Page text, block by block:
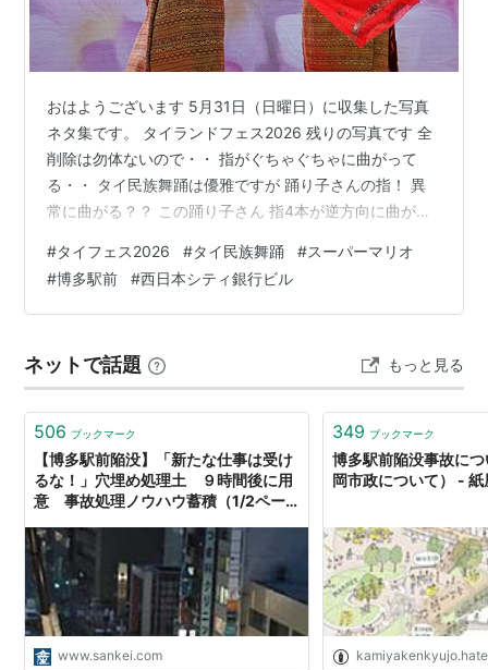
おはようございます 5月31日（日曜日）に収集した写真
ネタ集です。 タイランドフェス2026 残りの写真です 全
削除は勿体ないので・・ 指がぐちゃぐちゃに曲がって
る・・ タイ民族舞踊は優雅ですが 踊り子さんの指！ 異
常に曲がる？？ この踊り子さん 指4本が逆方向に曲がっ
ャンは タイの男性アイドルだそうです。 背が高くてカッ
コイイ男の子でしたが 男性アイドルに興味はありません
ので ここで「撤収」！ 天神徘徊の後・・ 博多駅前広場
んで盛り上がっていましたが ジジイはマリオ関係の写真
を写して退…
#タイフェス2026 #タイ民族舞踊 #スーパーマリオ
#博多駅前 #西日本シティ銀行ビル
ネットで話題 もっと見る
506 ブックマーク
【博多駅前陥没】「新たな仕事は受け
るな！」穴埋め処理土 ９時間後に用
意 事故処理ノウハウ蓄積（1/2ペー
www.sankei.com
349 ブックマーク
博多駅前陥没事故に
岡市政について） -